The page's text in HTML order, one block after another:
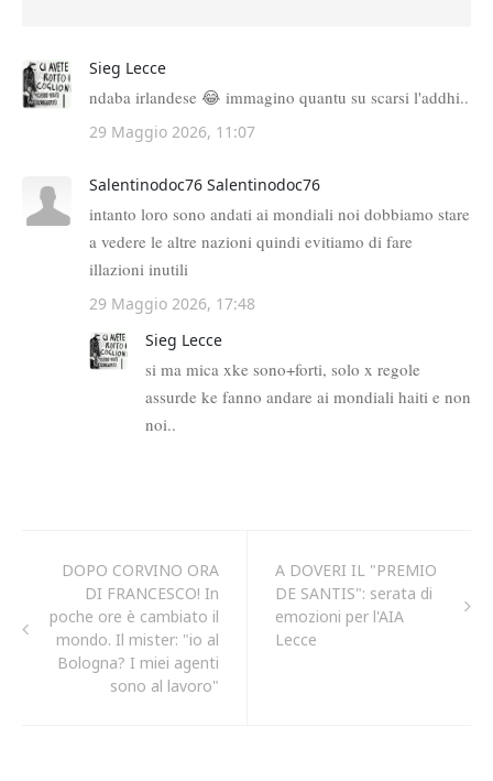
DOPO CORVINO ORA
DI FRANCESCO! In
poche ore è cambiato il
mondo. Il mister: "io al
Bologna? I miei agenti
sono al lavoro"
A DOVERI IL "PREMIO
DE SANTIS": serata di
emozioni per l'AIA
Lecce